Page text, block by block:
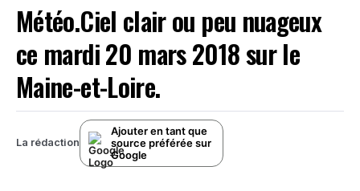
Météo.Ciel clair ou peu nuageux
ce mardi 20 mars 2018 sur le
Maine-et-Loire.
La rédaction
Ajouter en tant que
source préférée sur
Google